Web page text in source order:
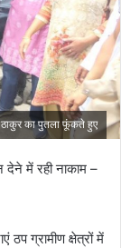
ठाकुर का पुतला फूंकते हुए
देने में रही नाकाम –
ग्रामीण क्षेत्रों में